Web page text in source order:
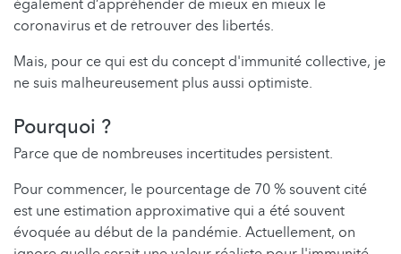
également d’appréhender de mieux en mieux le
coronavirus et de retrouver des libertés.
Mais, pour ce qui est du concept d'immunité collective, je
ne suis malheureusement plus aussi optimiste.
Pourquoi ?
Parce que de nombreuses incertitudes persistent.
Pour commencer, le pourcentage de 70 % souvent cité
est une estimation approximative qui a été souvent
évoquée au début de la pandémie. Actuellement, on